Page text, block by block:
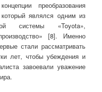
преобразования
являлся одним из
системы «Toyota»,
[8]. Именно
стали рассматривать
лет, чтобы убеждения и
завоевали уважение